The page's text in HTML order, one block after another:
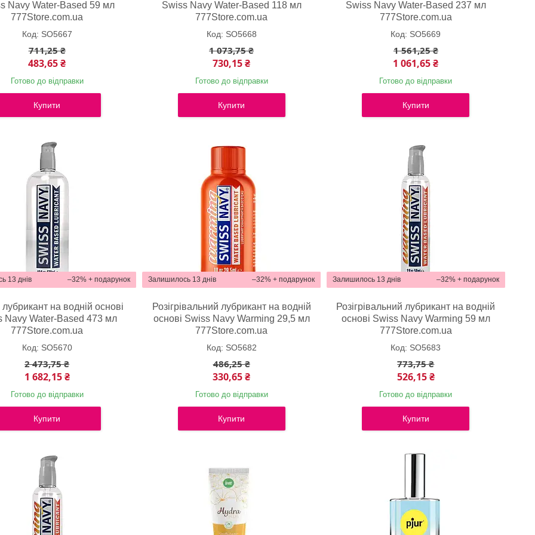
Navy Water-Based 59 мл
777Store.com.ua
SO5667
711,25 ₴
483,65 ₴
Готово до відправки
Купити
Swiss Navy Water-Based 118 мл
777Store.com.ua
SO5668
1 073,75 ₴
730,15 ₴
Готово до відправки
Купити
Swiss Navy Water-Based 237 мл
777Store.com.ua
SO5669
1 561,25 ₴
1 061,65 ₴
Готово до відправки
Купити
–32%
13 днів
лубрикант на водній основі
Navy Water-Based 473 мл
777Store.com.ua
SO5670
2 473,75 ₴
1 682,15 ₴
Готово до відправки
Купити
–32%
Залишилось 13 днів
Розігрівальний лубрикант на водній
основі Swiss Navy Warming 29,5 мл
777Store.com.ua
SO5682
486,25 ₴
330,65 ₴
Готово до відправки
Купити
–32%
Залишилось 13 днів
Розігрівальний лубрикант на водній
основі Swiss Navy Warming 59 мл
777Store.com.ua
SO5683
773,75 ₴
526,15 ₴
Готово до відправки
Купити